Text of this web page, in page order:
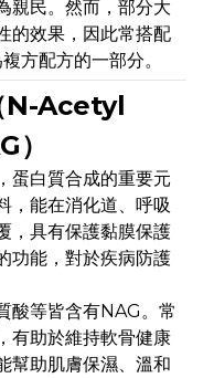
親民。然而，部分大
的效果，因此常搭配
方配方的一部分。
N-Acetyl
蛋白質合成的重要元
，能在消化道、呼吸
，具有保護黏膜保護
功能，對於疾病防護
酸等皆含有NAG。常
有助於維持軟骨健康
幫助肌膚保濕、溫和